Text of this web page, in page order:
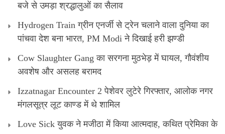
बजे से उमड़ा श्रद्धालुओं का सैलाव
Hydrogen Train ग्रीन एनर्जी से ट्रेन चलाने वाला दुनिया का
पांचवा देश बना भारत, PM Modi ने दिखाई हरी झण्डी
Cow Slaughter Gang का सरगना मुठभेड़ में घायल, गौवंशीय
अवशेष और असलह बरामद
Izzatnagar Encounter 2 पेशेवर लुटेरे गिरफ्तार, आलोक नगर
मंगलसूत्र लूट काण्‍ड में थे शामिल
Love Sick युवक ने मजीठा में किया आत्मदाह, कथित प्रेमिका के